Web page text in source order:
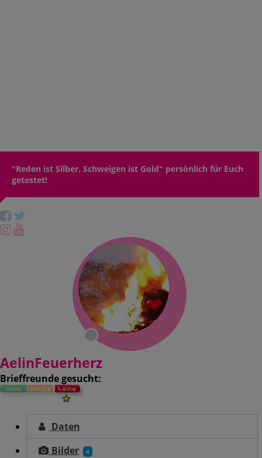
"Reden ist Silber, Schweigen ist Gold" persönlich für Euch
getestet!
AelinFeuerherz
Brieffreunde gesucht:
Daten
Bilder
4